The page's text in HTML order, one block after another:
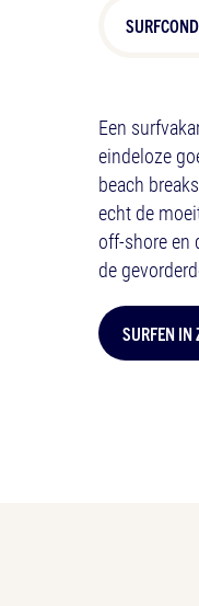
Een
eindeloze
beach
echt de
off-shore en
de
SURFEN IN